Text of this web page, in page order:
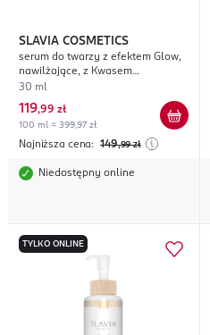
SLAVIA COSMETICS
serum do twarzy z efektem Glow,
nawilżające, z Kwasem
Hialuronowym
30 ml
119,99 zł
100 ml = 399,97 zł
Najniższa cena: 149,99 zł
Niedostępny online
TYLKO ONLINE